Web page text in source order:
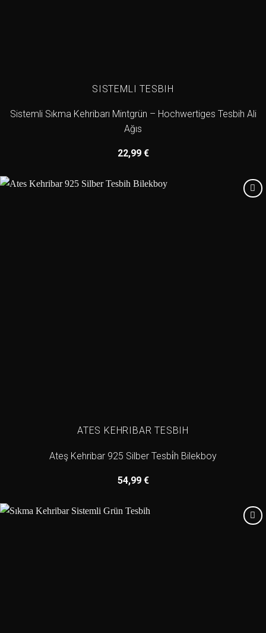
SISTEMLI TESBIH
Sistemli Sıkma Kehribarı Mintgrün – Hochwertiges Tesbih Ali
Ağıs
22,99 €
ATES KEHRIBAR TESBIH
Ateş Kehribar 925 Silber Tesbi̇h Bilekboy
54,99 €